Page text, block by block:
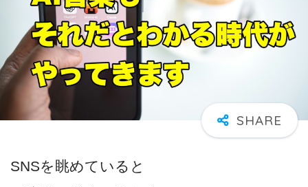
SNSを眺めていると